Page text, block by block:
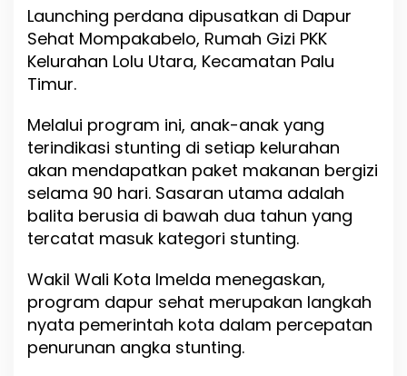
g
r
a
m
u
r
S
h
a
t
a
g
Launching perdana dipusatkan di Dapur
Sehat Mompakabelo, Rumah Gizi PKK
Kelurahan Lolu Utara, Kecamatan Palu
Timur.
Melalui program ini, anak-anak yang
terindikasi stunting di setiap kelurahan
akan mendapatkan paket makanan bergizi
selama 90 hari. Sasaran utama adalah
balita berusia di bawah dua tahun yang
tercatat masuk kategori stunting.
Wakil Wali Kota Imelda menegaskan,
program dapur sehat merupakan langkah
nyata pemerintah kota dalam percepatan
penurunan angka stunting.